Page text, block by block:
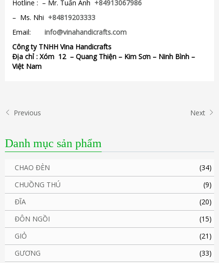
Hotline : – Mr. Tuấn Anh +84913067986
– Ms. Nhi +84819203333
Email: info@vinahandicrafts.com
Công ty TNHH Vina Handicrafts
Địa chỉ : Xóm 12– Quang Thiện – Kim Sơn – Ninh Bình –
Việt Nam
Previous Next
Danh mục sản phẩm
CHAO ĐÈN
(34)
CHUỒNG THÚ
(9)
ĐĨA
(20)
ĐÔN NGỒI
(15)
GIỎ
(21)
GƯƠNG
(33)